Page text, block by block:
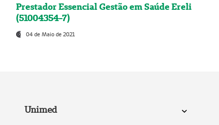
Prestador Essencial Gestão em Saúde Ereli
(51004354-7)
04 de Maio de 2021
Unimed